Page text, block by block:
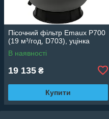
Пісочний фільтр Emaux P700
(19 м³/год, D703), уцінка
В наявності
19 135 ₴
Купити